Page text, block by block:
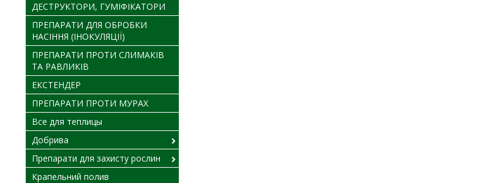
ДЕСТРУКТОРИ, ГУМІФІКАТОРИ
ПРЕПАРАТИ ДЛЯ ОБРОБКИ
НАСІННЯ (ІНОКУЛЯЦІЇ)
ПРЕПАРАТИ ПРОТИ СЛИМАКІВ
ТА РАВЛИКІВ
ЕКСТЕНДЕР
ПРЕПАРАТИ ПРОТИ МУРАХ
Все для теплицы
Добрива
Препарати для захисту рослин
Крапельний полив